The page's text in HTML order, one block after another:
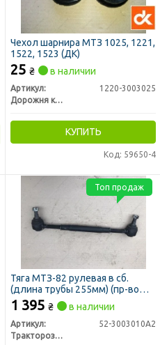
Чехол шарнира МТЗ 1025, 1221,
1522, 1523 (ДК)
25 ₴ в наличии
Артикул:
1220-3003025
Дорожня карта
КУПИТЬ
Код: 59650-4
Тяга МТЗ-82 рулевая в сб.
(длина трубы 255мм) (пр-во
РЗТ г. Ромны)
1 395 ₴ в наличии
Артикул:
52-3003010А2
Тракторозапчасть г. Ромны
Топ продаж